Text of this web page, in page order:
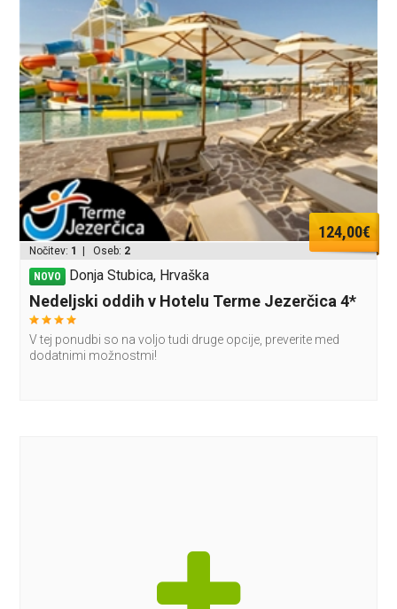
124,00€
Nočitev: 1 | Oseb: 2
NOVO Donja Stubica, Hrvaška
Nedeljski oddih v Hotelu Terme Jezerčica 4*
V tej ponudbi so na voljo tudi druge opcije, preverite med
dodatnimi možnostmi!